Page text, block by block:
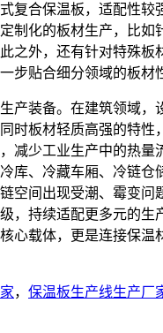
复合保温板，适配性较
制化的板材生产，比如
之外，还有针对特殊板
贴合细分领域的板材
产装备。在建筑领域，
时板材轻质高强的特性
减少工业生产中的热量
库、冷藏车厢、冷链仓
空间出现受潮、霉变问
，持续适配更多元的生
心载体，更是连接保温
， 保温板生产线生产厂